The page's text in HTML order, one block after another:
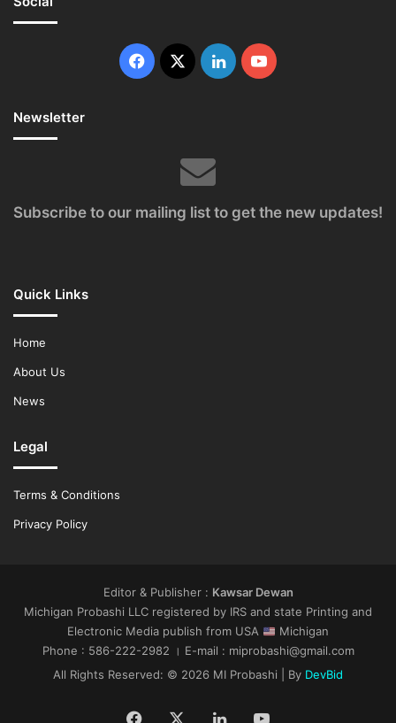
Facebook
X LinkedInYouTube
Newsletter
Subscribe to our mailing list to get the new updates!
Quick Links
Home
About Us
News
Legal
Terms & Conditions
Privacy Policy
Editor & Publisher : Kawsar Dewan
Michigan Probashi LLC registered by IRS and state Printing and
Electronic Media publish from USA
Michigan
Phone : 586-222-2982 । E-mail : miprobashi@gmail.com
All Rights Reserved: © 2026 MI Probashi | By DevBid
Facebook LinkedInYouTube